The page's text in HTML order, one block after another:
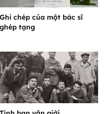
Ghi chép của một bác sĩ
ghép tạng